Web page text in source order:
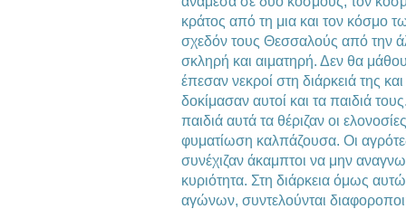
κράτος από τη μια και τον κόσμο
σχεδόν τους Θεσσαλούς από την
σκληρή και αιματηρή. Δεν θα
έπεσαν νεκροί στη διάρκειά της
δοκίμασαν αυτοί και τα παιδιά
παιδιά αυτά τα θέριζαν οι
φυματίωση καλπάζουσα. Οι
συνέχιζαν άκαμπτοι να μην
κυριότητα. Στη διάρκεια όμως
αγώνων, συντελούνται